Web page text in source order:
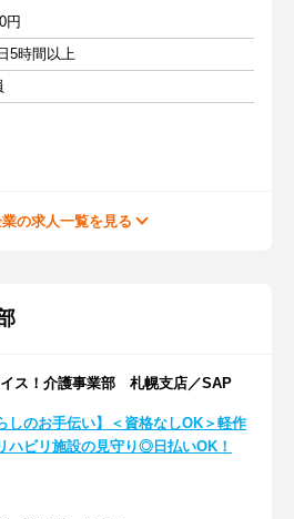
円
5時間以上
の求人一覧を見る
ス！介護事業部 札幌支店／SAP
しのお手伝い】＜資格なしOK＞軽作
ハビリ施設の見守り◎日払いOK！